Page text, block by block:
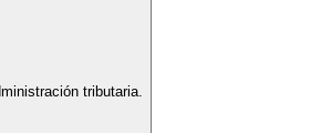
tributaria.